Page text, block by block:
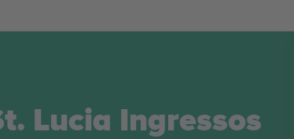
ToadiesIngressos